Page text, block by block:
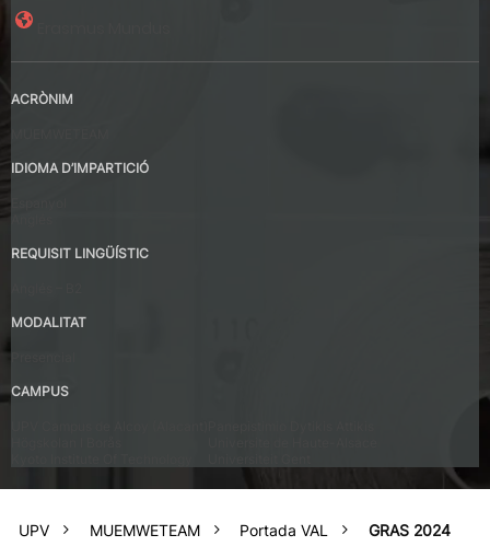
ACRÒNIM
IDIOMA D’IMPARTICIÓ
REQUISIT LINGÜÍSTIC
MODALITAT
CAMPUS
UPV MUEMWETEAM Portada VAL GRAS 2024